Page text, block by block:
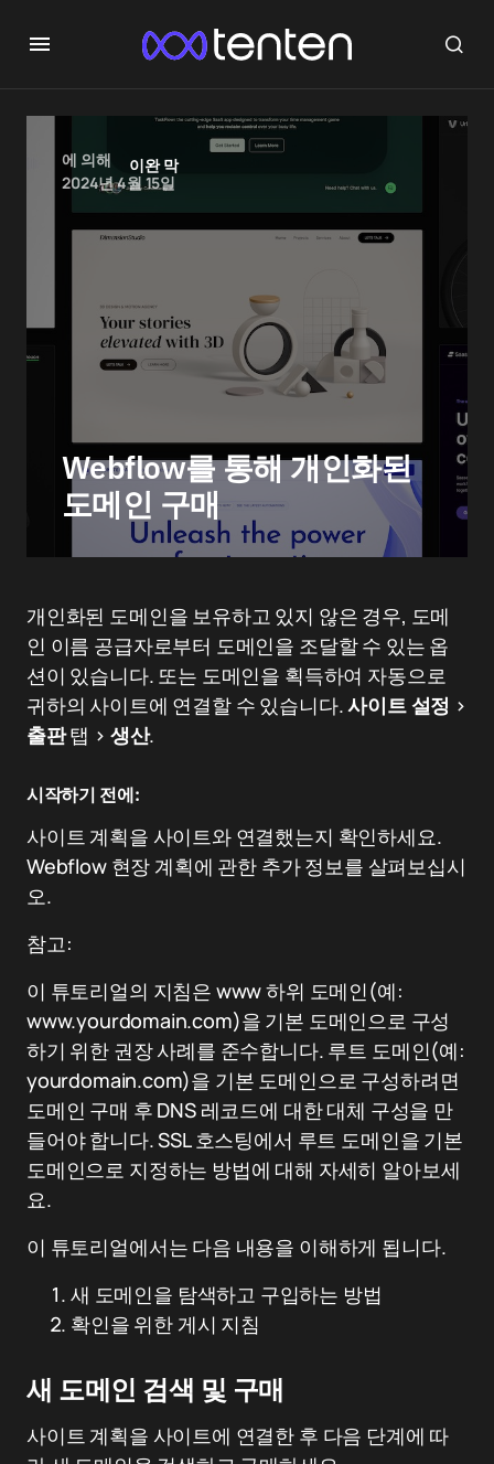
에 의해
이완 막
2024년 4월 15일
Webflow를 통해 개인화된
도메인 구매
개인화된 도메인을 보유하고 있지 않은 경우, 도메
인 이름 공급자로부터 도메인을 조달할 수 있는 옵
션이 있습니다. 또는 도메인을 획득하여 자동으로
귀하의 사이트에 연결할 수 있습니다.사이트 설정 >
출판탭 > 생산.
시작하기 전에:
사이트 계획을 사이트와 연결했는지 확인하세요.
Webflow 현장 계획에 관한 추가 정보를 살펴보십시
오.
참고:
이 튜토리얼의 지침은 www 하위 도메인(예:
www.yourdomain.com)을 기본 도메인으로 구성
하기 위한 권장 사례를 준수합니다. 루트 도메인(예:
yourdomain.com)을 기본 도메인으로 구성하려면
도메인 구매 후 DNS 레코드에 대한 대체 구성을 만
들어야 합니다. SSL 호스팅에서 루트 도메인을 기본
도메인으로 지정하는 방법에 대해 자세히 알아보세
요.
이 튜토리얼에서는 다음 내용을 이해하게 됩니다.
새 도메인을 탐색하고 구입하는 방법
확인을 위한 게시 지침
새 도메인 검색 및 구매
사이트 계획을 사이트에 연결한 후 다음 단계에 따